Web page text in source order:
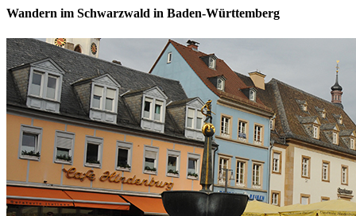
Wandern im Schwarzwald in Baden-Württemberg